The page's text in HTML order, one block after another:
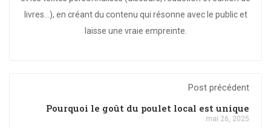
livres…), en créant du contenu qui résonne avec le public et
laisse une vraie empreinte.
Post précédent
Pourquoi le goût du poulet local est unique
mai 26, 2025